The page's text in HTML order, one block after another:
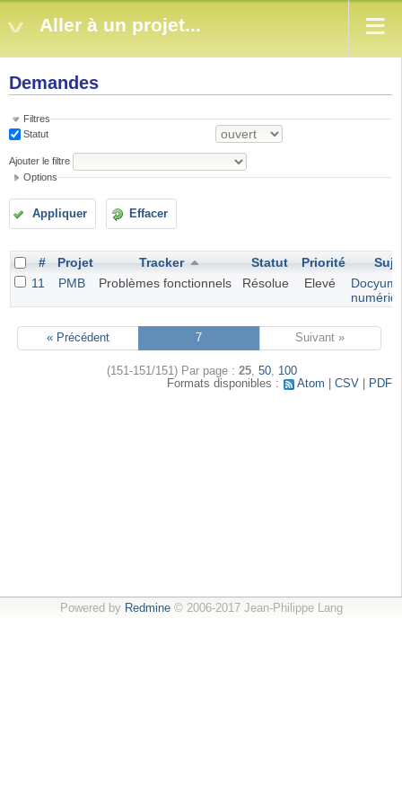
Aller à un projet...
Demandes
Filtres
Statut
Ajouter le filtre
Options
Appliquer Effacer
# Projet Tracker Statut Priorité
11
PMB Problèmes fonctionnels Résolue Elevé
« Précédent 7 Suivant »
(151-151/151) Par page : 25, 50, 100
Formats disponibles :
Atom CSV PDF
Powered by Redmine© 2006-2017 Jean-Philippe Lang